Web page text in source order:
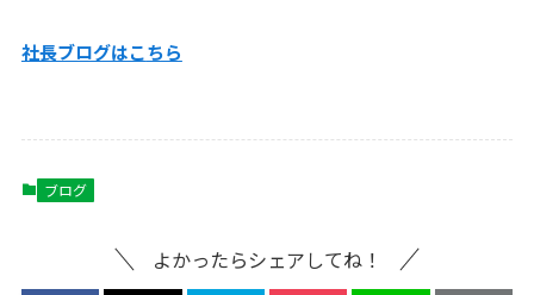
社長ブログはこちら
ブログ
よかったらシェアしてね！